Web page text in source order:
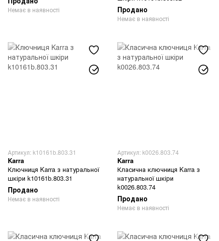
Немає в наявності Продано
Немає в наявності
Артикул: k10161b.803.31
Karra
Ключниця Karra з натуральної
шкіри k10161b.803.31
Продано
Немає в наявності
Артикул: k0026.803.74
Karra
Класична ключниця Karra з
натуральної шкіри
k0026.803.74
Продано
Немає в наявності